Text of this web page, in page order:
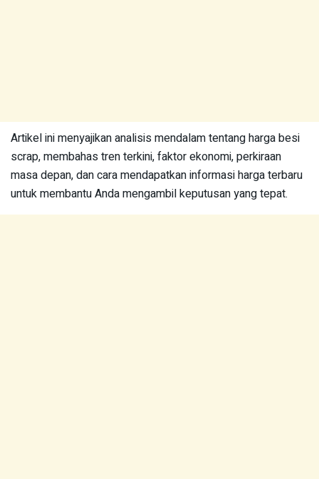
Artikel ini menyajikan analisis mendalam tentang harga besi
scrap, membahas tren terkini, faktor ekonomi, perkiraan
masa depan, dan cara mendapatkan informasi harga terbaru
untuk membantu Anda mengambil keputusan yang tepat.